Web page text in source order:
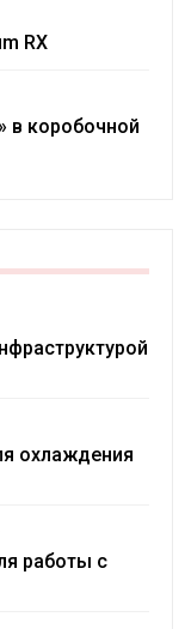
RX
в коробочной
охлаждения
работы с